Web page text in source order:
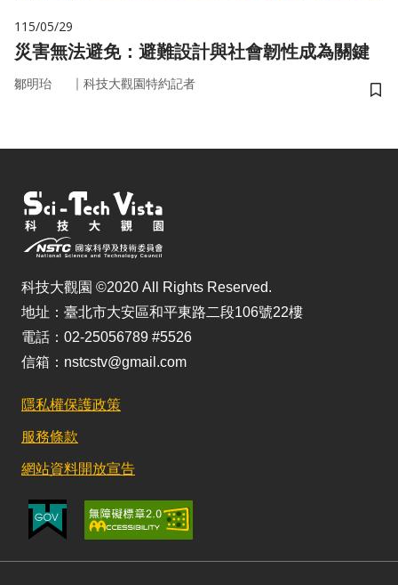
115/05/29
災害無法避免：避難設計與社會韌性成為關鍵
鄒明珆 ｜ 科技大觀園特約記者
儲
科技大觀園 ©2020 All Rights Reserved.
地址：臺北市大安區和平東路二段106號22樓
電話：02-25056789 #5526
信箱：nstcstv@gmail.com
隱私權保護政策
服務條款
網站資料開放宣告